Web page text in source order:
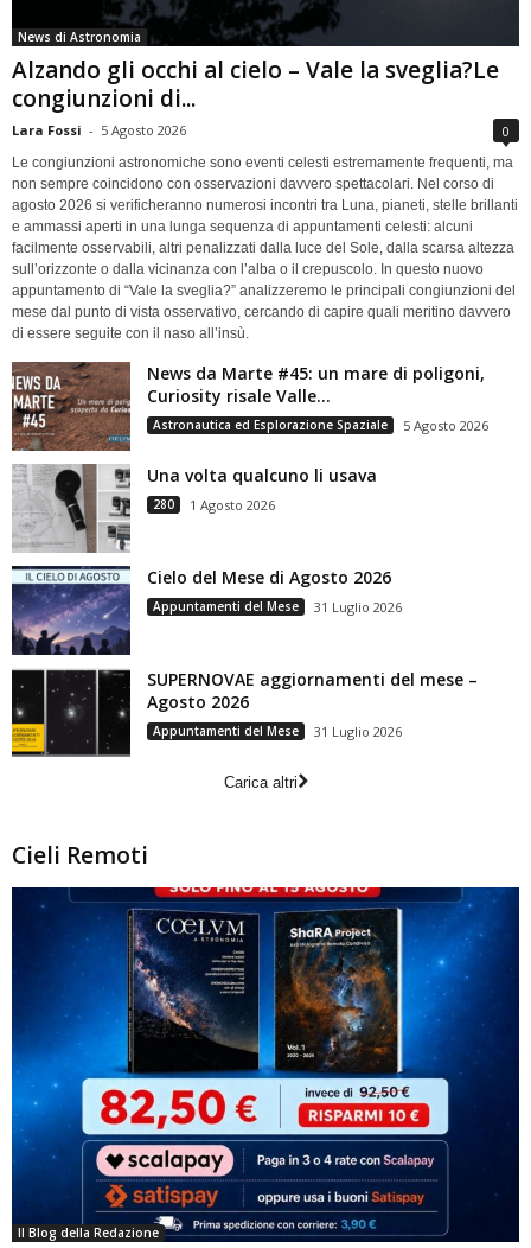
News di Astronomia
Alzando gli occhi al cielo – Vale la sveglia?Le
congiunzioni di...
Lara Fossi - 5 Agosto 2026 0
Le congiunzioni astronomiche sono eventi celesti estremamente frequenti, ma
non sempre coincidono con osservazioni davvero spettacolari. Nel corso di
agosto 2026 si verificheranno numerosi incontri tra Luna, pianeti, stelle brillanti
e ammassi aperti in una lunga sequenza di appuntamenti celesti: alcuni
facilmente osservabili, altri penalizzati dalla luce del Sole, dalla scarsa altezza
sull’orizzonte o dalla vicinanza con l’alba o il crepuscolo. In questo nuovo
appuntamento di “Vale la sveglia?” analizzeremo le principali congiunzioni del
mese dal punto di vista osservativo, cercando di capire quali meritino davvero
di essere seguite con il naso all’insù.
News da Marte #45: un mare di poligoni,
Curiosity risale Valle...
Astronautica ed Esplorazione Spaziale 5 Agosto 2026
Una volta qualcuno li usava
280 1 Agosto 2026
Cielo del Mese di Agosto 2026
Appuntamenti del Mese 31 Luglio 2026
SUPERNOVAE aggiornamenti del mese –
Agosto 2026
Appuntamenti del Mese 31 Luglio 2026
Carica altri
Cieli Remoti
Il Blog della Redazione